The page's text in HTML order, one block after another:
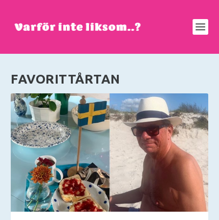
FAVORITTÅRTAN